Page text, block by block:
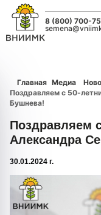
8 (800) 700-
Главная Медиа
Поздравляем с 50-
Бушнева!
Поздравляем
Александра
30.01.2024 г.